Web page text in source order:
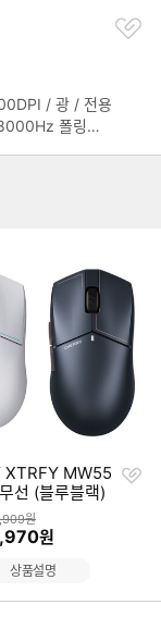
찜
하
/ 광 / 전용
폴링레
펼
XTRFY MW55
선 (블루블랙)
액원
금액원
찜
상품설명